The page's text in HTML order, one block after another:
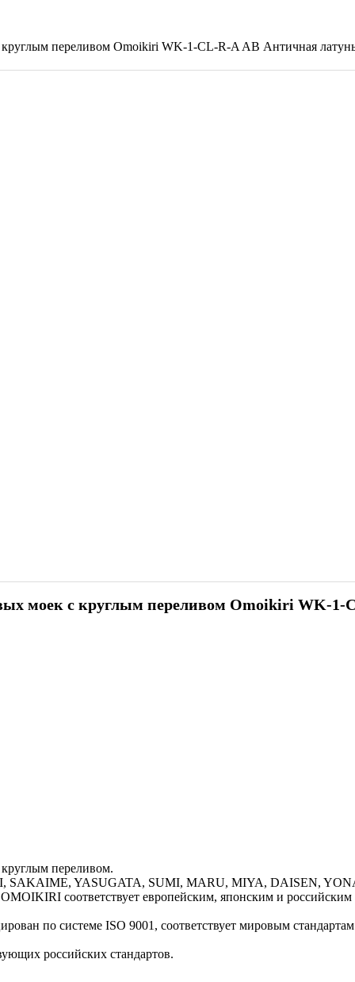
переливом Omoikiri WK-1-CL-R-A AB Античная
моек с круглым переливом Omoikiri WK-1-
переливом.
SAKAIME, YASUGATA, SUMI, MARU, MIYA, DAISEN,
соответствует европейским, японским и
по системе ISO 9001, соответствует мировым
российских стандартов.